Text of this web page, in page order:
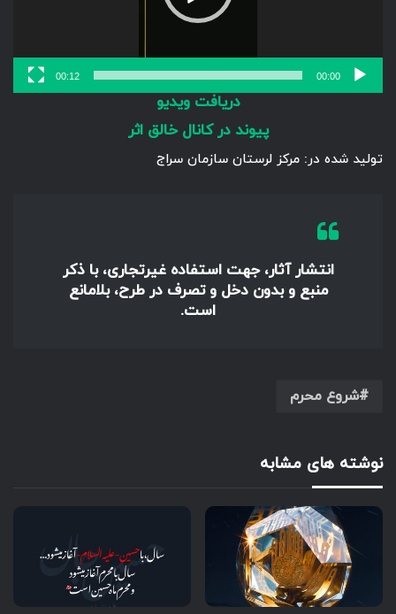
00:00
00:12
دریافت ویدیو
پیوند در کانال خالق اثر
تولید شده در: مرکز لرستان سازمان سراج
انتشار آثار، جهت استفاده غیرتجاری، با ذکر
منبع و بدون دخل و تصرف در طرح، بلامانع
است.
شروع محرم
نوشته های مشابه